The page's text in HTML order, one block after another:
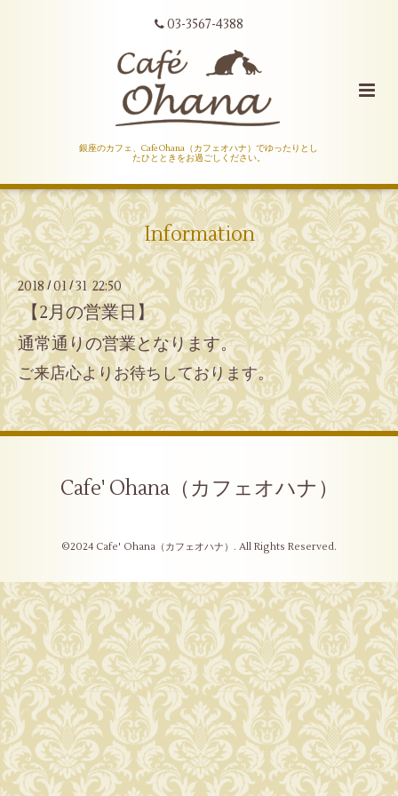
03-3567-4388
銀座のカフェ、Cafe Ohana（カフェオハナ）でゆったりとし
たひとときをお過ごしください。
Information
2018/01 /31 22:50
【2月の営業日】
通常通りの営業となります。
ご来店心よりお待ちしております。
Cafe' Ohana（カフェオハナ）
©2024 Cafe' Ohana（カフェオハナ） . All Rights Reserved.